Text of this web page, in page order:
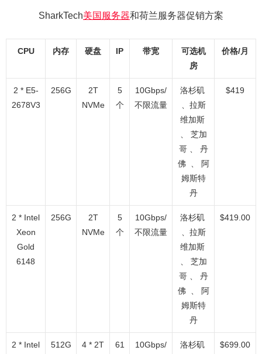
SharkTech美国服务器和荷兰服务器促销方案
CPU 内存 硬盘 IP 带宽
可选机
房
价格/月
2 * E5-
2678V3
256G
2T
NVMe
5
个
10Gbps/
不限流量
洛杉矶
、拉斯
维加斯
、 芝加
哥 、 丹
佛 、 阿
姆斯特
丹
$419
2 * Intel
Xeon
Gold
6148
256G
2T
NVMe
5
个
10Gbps/
不限流量
洛杉矶
、拉斯
维加斯
、 芝加
哥 、 丹
佛 、 阿
姆斯特
丹
$419.00
2 * Intel
512G
4 * 2T
61
10Gbps/
洛杉矶
$699.00